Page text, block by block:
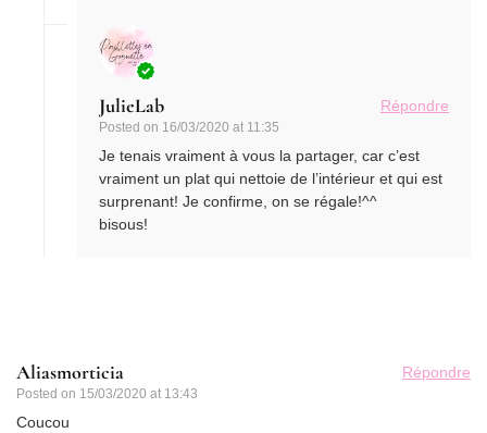
JulieLab
Posted on 16/03/2020 at 11:35
Répondre
Je tenais vraiment à vous la partager, car c’est
vraiment un plat qui nettoie de l’intérieur et qui est
surprenant! Je confirme, on se régale!^^
bisous!
Aliasmorticia
Posted on 15/03/2020 at 13:43
Répondre
Coucou